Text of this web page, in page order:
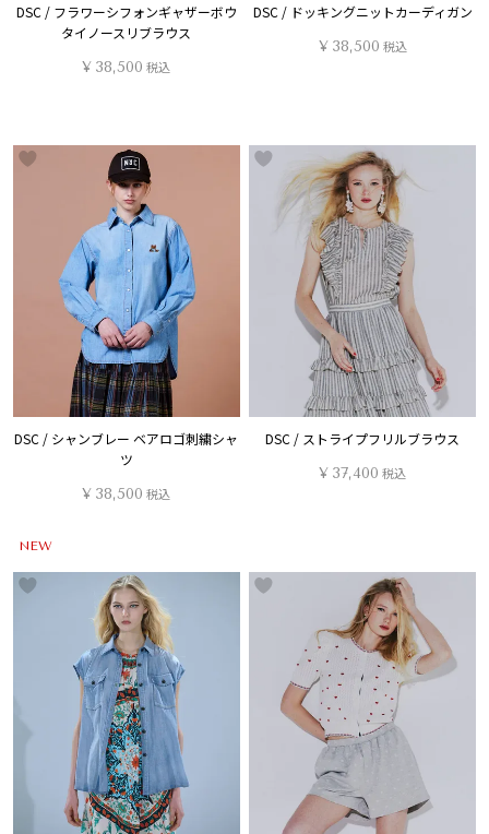
DSC / フラワーシフォンギャザーボウ
タイノースリブラウス
¥ 38,500 税込
DSC / ドッキングニットカーディガン
¥ 38,500 税込
DSC / シャンブレー ベアロゴ刺繍シャ
ツ
¥ 38,500 税込
DSC / ストライプフリルブラウス
¥ 37,400 税込
NEW